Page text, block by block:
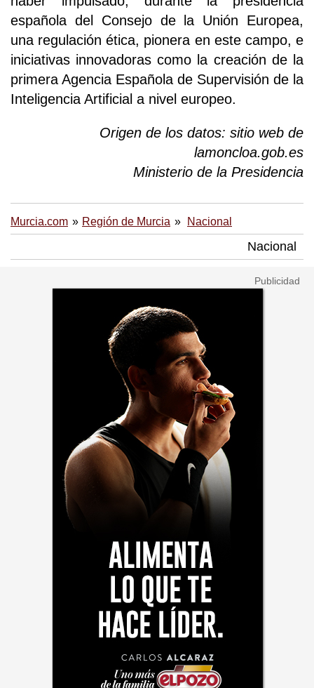
española del Consejo de la Unión Europea,
una regulación ética, pionera en este campo, e
iniciativas innovadoras como la creación de la
primera Agencia Española de Supervisión de la
Inteligencia Artificial a nivel europeo.
Origen de los datos: sitio web de
lamoncloa.gob.es
Ministerio de la Presidencia
Murcia.com Región de Murcia Nacional
Nacional